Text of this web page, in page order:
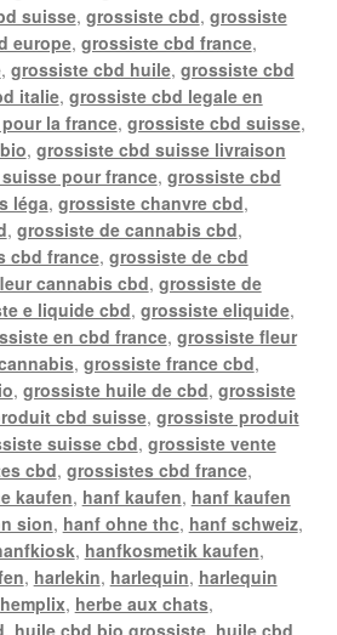
suisse, grossiste cbd, grossiste
europe, grossiste cbd france,
, grossiste cbd huile, grossiste cbd
italie, grossiste cbd legale en
la france, grossiste cbd suisse,
, grossiste cbd suisse livraison
pour france, grossiste cbd
léga, grossiste chanvre cbd,
, grossiste de cannabis cbd,
cbd france, grossiste de cbd
cannabis cbd, grossiste de
e liquide cbd, grossiste eliquide,
en cbd france, grossiste fleur
, grossiste france cbd,
, grossiste huile de cbd, grossiste
cbd suisse, grossiste produit
suisse cbd, grossiste vente
cbd, grossistes cbd france,
kaufen, hanf kaufen, hanf kaufen
sion, hanf ohne thc, hanf schweiz,
, hanfkosmetik kaufen,
, harlekin, harlequin, harlequin
hemplix, herbe aux chats,
, huile cbd bio grossiste, huile cbd